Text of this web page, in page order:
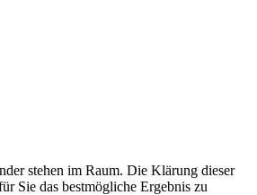
stehen im Raum. Die Klärung dieser
Sie das bestmögliche Ergebnis zu